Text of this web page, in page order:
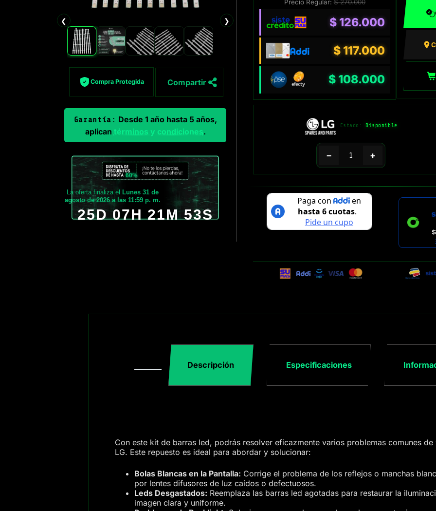
❮ ❯
Compra Protegida Compartir
Garantía: Desde 1 año hasta 5 años,
aplican términos y condiciones.
60%
La oferta finaliza el Lunes 31 de
agosto de 2026 a las 11:59 p. m.
25D 07H 21M 52S
Precio Regular:$270.000
$126.000
$117.000
$108.000
Estado: Disponible
− +
Descripción Especificaciones
Con este kit de barras led, podrás resolver eficazmente varios problemas comunes
LG. Este repuesto es ideal para abordar y solucionar:
Bolas Blancas en la Pantalla: Corrige el problema de los reflejos o manchas
por lentes difusores de luz caídos o defectuosos.
Leds Desgastados: Reemplaza las barras led agotadas para restaurar la
imagen clara y uniforme.